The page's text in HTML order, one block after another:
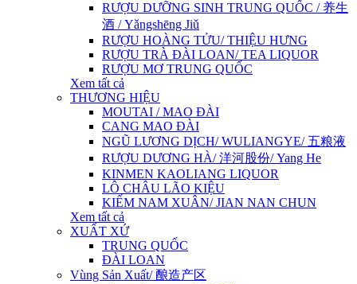
RƯỢU DƯỠNG SINH TRUNG QUỐC / 养生
酒 / Yǎngshēng Jiǔ
RƯỢU HOÀNG TỬU/ THIỆU HƯNG
RƯỢU TRÀ ĐÀI LOAN/ TEA LIQUOR
RƯỢU MƠ TRUNG QUỐC
Xem tất cả
THƯƠNG HIỆU
MOUTAI / MAO ĐÀI
CANG MAO ĐÀI
NGŨ LƯƠNG DỊCH/ WULIANGYE/ 五粮液
RƯỢU DƯƠNG HÀ/ 洋河股份/ Yang He
KINMEN KAOLIANG LIQUOR
LÔ CHÂU LÃO KIỆU
KIẾM NAM XUÂN/ JIAN NAN CHUN
Xem tất cả
XUẤT XỨ
TRUNG QUỐC
ĐÀI LOAN
Vùng Sản Xuất/ 酿造产区